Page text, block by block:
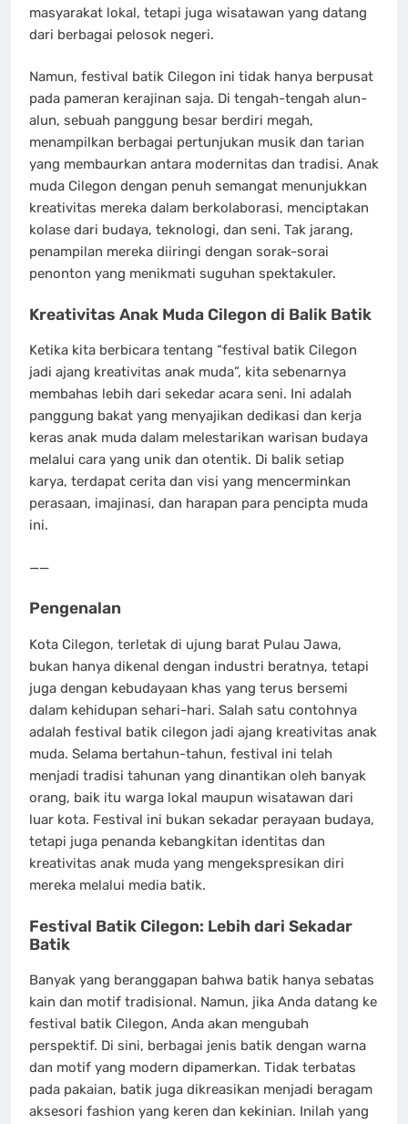
masyarakat lokal, tetapi juga wisatawan yang datang
dari berbagai pelosok negeri.
Namun, festival batik Cilegon ini tidak hanya berpusat
pada pameran kerajinan saja. Di tengah-tengah alun-
alun, sebuah panggung besar berdiri megah,
menampilkan berbagai pertunjukan musik dan tarian
yang membaurkan antara modernitas dan tradisi. Anak
muda Cilegon dengan penuh semangat menunjukkan
kreativitas mereka dalam berkolaborasi, menciptakan
kolase dari budaya, teknologi, dan seni. Tak jarang,
penampilan mereka diiringi dengan sorak-sorai
penonton yang menikmati suguhan spektakuler.
Kreativitas Anak Muda Cilegon di Balik Batik
Ketika kita berbicara tentang “festival batik Cilegon
jadi ajang kreativitas anak muda”, kita sebenarnya
membahas lebih dari sekedar acara seni. Ini adalah
panggung bakat yang menyajikan dedikasi dan kerja
keras anak muda dalam melestarikan warisan budaya
melalui cara yang unik dan otentik. Di balik setiap
karya, terdapat cerita dan visi yang mencerminkan
perasaan, imajinasi, dan harapan para pencipta muda
ini.
——
Pengenalan
Kota Cilegon, terletak di ujung barat Pulau Jawa,
bukan hanya dikenal dengan industri beratnya, tetapi
juga dengan kebudayaan khas yang terus bersemi
dalam kehidupan sehari-hari. Salah satu contohnya
adalah festival batik cilegon jadi ajang kreativitas anak
muda. Selama bertahun-tahun, festival ini telah
menjadi tradisi tahunan yang dinantikan oleh banyak
orang, baik itu warga lokal maupun wisatawan dari
luar kota. Festival ini bukan sekadar perayaan budaya,
tetapi juga penanda kebangkitan identitas dan
kreativitas anak muda yang mengekspresikan diri
mereka melalui media batik.
Festival Batik Cilegon: Lebih dari Sekadar
Batik
Banyak yang beranggapan bahwa batik hanya sebatas
kain dan motif tradisional. Namun, jika Anda datang ke
festival batik Cilegon, Anda akan mengubah
perspektif. Di sini, berbagai jenis batik dengan warna
dan motif yang modern dipamerkan. Tidak terbatas
pada pakaian, batik juga dikreasikan menjadi beragam
aksesori fashion yang keren dan kekinian. Inilah yang